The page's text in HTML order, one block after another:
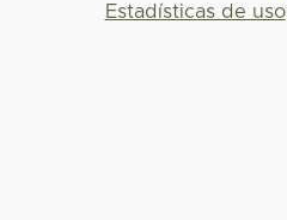
Estadísticas de uso